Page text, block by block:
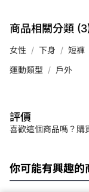
商品相關分類
女性 下身
短褲
運動類型
戶外
評價
喜歡這個商品嗎？購
你可能有興趣的